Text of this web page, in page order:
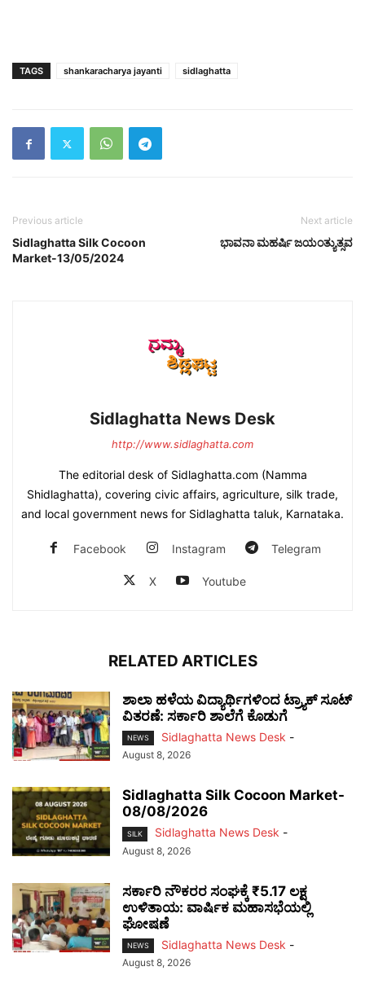
TAGS shankaracharya jayanti sidlaghatta
Previous article
Sidlaghatta Silk Cocoon
Market-13/05/2024
Next article
ಭಾವನಾ ಮಹರ್ಷಿ ಜಯಂತ್ಯುತ್ಸವ
Sidlaghatta News Desk
http://www.sidlaghatta.com
The editorial desk of Sidlaghatta.com (Namma
Shidlaghatta), covering civic affairs, agriculture, silk trade,
and local government news for Sidlaghatta taluk, Karnataka.
Facebook Instagram Telegram
X Youtube
RELATED ARTICLES
ಶಾಲಾ ಹಳೆಯ ವಿದ್ಯಾರ್ಥಿಗಳಿಂದ ಟ್ರ್ಯಾಕ್‌ ಸೂಟ್
ವಿತರಣೆ: ಸರ್ಕಾರಿ ಶಾಲೆಗೆ ಕೊಡುಗೆ
NEWS Sidlaghatta News Desk -
August 8, 2026
Sidlaghatta Silk Cocoon Market-
08/08/2026
SILK Sidlaghatta News Desk -
August 8, 2026
ಸರ್ಕಾರಿ ನೌಕರರ ಸಂಘಕ್ಕೆ ₹5.17 ಲಕ್ಷ
ಉಳಿತಾಯ: ವಾರ್ಷಿಕ ಮಹಾಸಭೆಯಲ್ಲಿ
ಘೋಷಣೆ
NEWS Sidlaghatta News Desk -
August 8, 2026